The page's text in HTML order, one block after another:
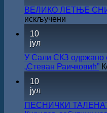
издања
на
српском
ЖИЧКЕ
ЗА
ВЕЛИКО ЛЕТЊЕ
искључени
10
јул
У Сали СКЗ одржано
„Стеван Раичковић”
10
јул
ПЕСНИЧКИ